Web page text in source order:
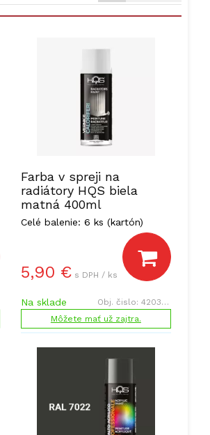
Farba v spreji na
radiátory HQS biela
matná 400ml
Celé balenie: 6 ks (kartón)
5,90 € s DPH / ks
Na sklade Obj. čislo:420364
Môžete mať už zajtra.